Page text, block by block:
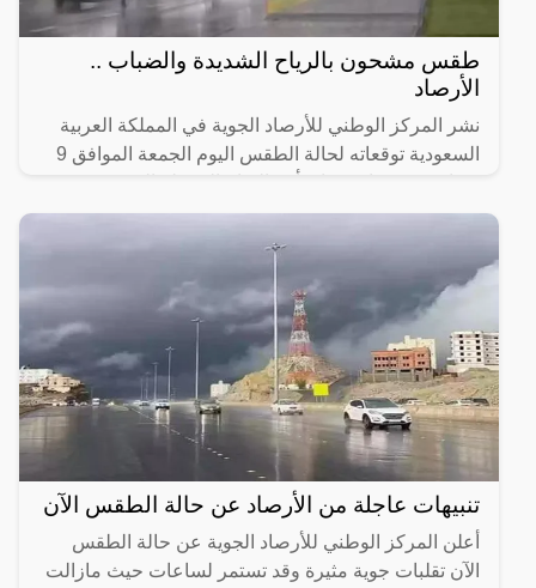
طقس مشحون بالرياح الشديدة والضباب ..
الأرصاد
نشر المركز الوطني للأرصاد الجوية في المملكة العربية
السعودية توقعاته لحالة الطقس اليوم الجمعة الموافق 9
تنبيهات عاجلة من الأرصاد عن حالة الطقس الآن
أعلن المركز الوطني للأرصاد الجوية عن حالة الطقس
الآن تقلبات جوية مثيرة وقد تستمر لساعات حيث مازالت